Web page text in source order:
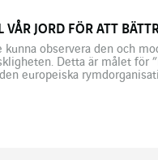
JORD FÖR ATT
observera den och
Detta är målet för
europeiska